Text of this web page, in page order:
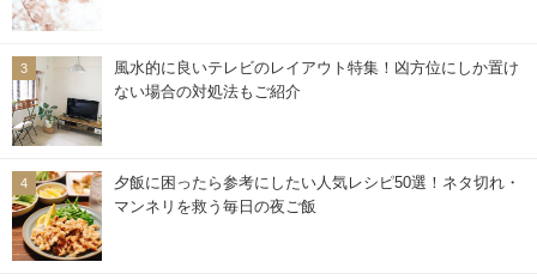
風水的に良いテレビのレイアウト特集！凶方位にしか置け
ない場合の対処法もご紹介
夕飯に困ったら参考にしたい人気レシピ50選！ネタ切れ・
マンネリを救う毎日の夜ご飯